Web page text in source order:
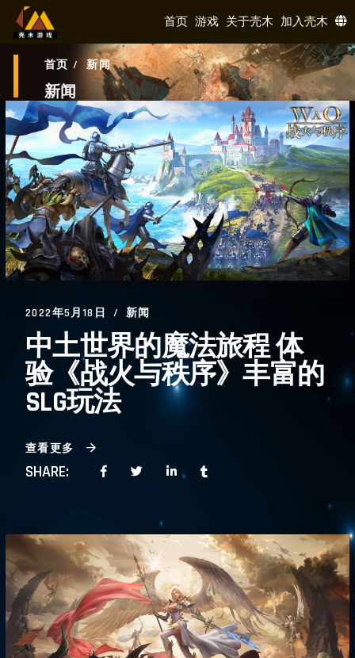
首页 游戏 关于壳木 加入壳木
首页 /新闻
新闻
2022年5月18日 新闻
中土世界的魔法旅程 体
验《战火与秩序》丰富的
SLG玩法
查看更多
SHARE: